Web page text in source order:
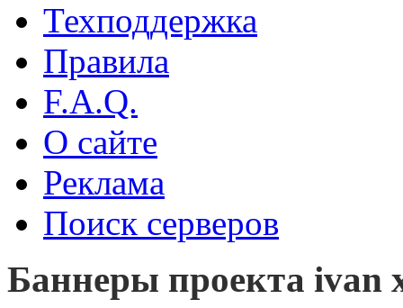
Техподдержка
Правила
F.A.Q.
О сайте
Реклама
Поиск серверов
Баннеры проекта ivan